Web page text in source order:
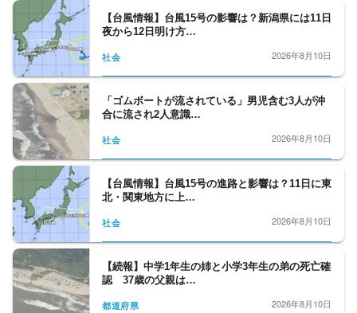
【台風情報】台風15号の影響は？新潟県には11日
夜から12日明け方…
社会 2026年8月10日
「ゴムボートが流されている」男児含む3人が沖
合に流され2人意識…
社会 2026年8月10日
【台風情報】台風15号の進路と影響は？11日に東
北・関東地方に上…
社会 2026年8月10日
【続報】中学1年生の姉と小学3年生の弟の死亡確
認 37歳の父親は…
都道府県 2026年8月10日